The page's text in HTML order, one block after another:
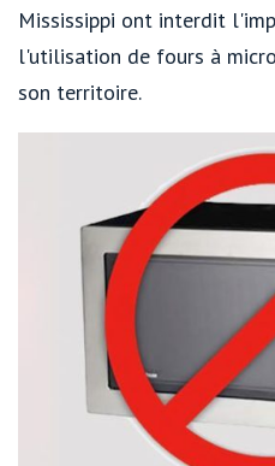
Mississippi ont interdit
l'utilisation de fours à
son territoire.